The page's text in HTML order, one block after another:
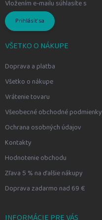
Vložením e-mailu súhlasíte s
Prihlásiť sa
VŠETKO O NÁKUPE
Doprava a platba
Všetko o nákupe
Vrátenie tovaru
Všeobecné obchodné podmienky
Ochrana osobných údajov
Kontakty
Hodnotenie obchodu
Zľava 5 % na ďalšie nákupy
Doprava zadarmo nad 69 €